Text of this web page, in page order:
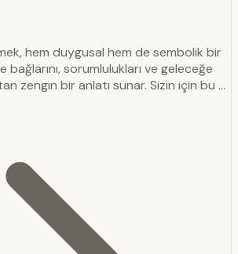
hem duygusal hem de sembolik bir
bağlarını, sorumlulukları ve geleceğe
zengin bir anlatı sunar. Sizin için bu …